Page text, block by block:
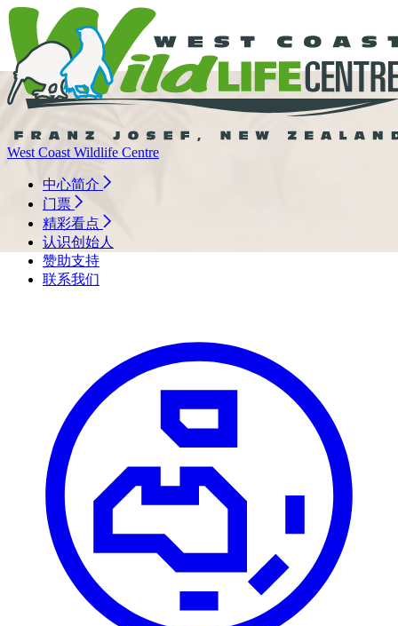
West Coast Wildlife Centre
中心简介
门票
精彩看点
认识创始人
赞助支持
联系我们